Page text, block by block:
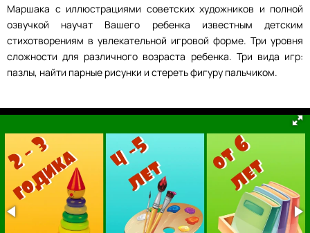
Маршака с иллюстрациями советских художников и полной
озвучкой научат Вашего ребенка известным детским
стихотворениям в увлекательной игровой форме. Три уровня
сложности для различного возраста ребенка. Три вида игр:
пазлы, найти парные рисунки и стереть фигуру пальчиком.